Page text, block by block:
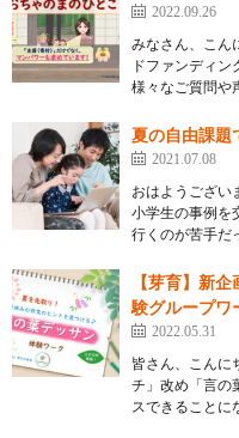
2022.09.26
みなさん、こん
ドファンディン
様々なご質問や
夏の自由課題
2021.07.08
おはようござい
小学生の事例を
行くのが苦手だ
【芽育】新
験グループワ
2022.05.31
皆さん、こんに
チ」改め「言の
スできることに